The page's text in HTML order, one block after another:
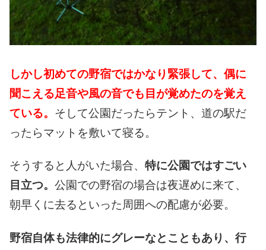
しかし初めての野宿ではかなり緊張して、偶に
聞こえる足音や風の音でも 目が覚めたのを覚え
ている。 そして公園だったらテント、 道の駅だ
ったらマットを敷いて寝る。
そうすると人がいた場合、 特に公園ではすごい
目立つ。 公園での野宿の場合は夜遅めに来て、
朝早くに去るといった周囲への配慮が必要。
野宿自体も法律的にグレーなとこともあり、 行